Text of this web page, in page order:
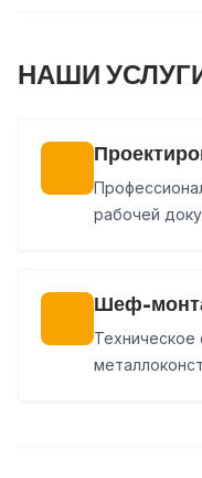
НАШИ
рабочей
Шеф-